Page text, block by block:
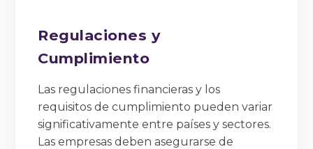
Regulaciones y
Cumplimiento
Las regulaciones financieras y los
requisitos de cumplimiento pueden variar
significativamente entre países y sectores.
Las empresas deben asegurarse de